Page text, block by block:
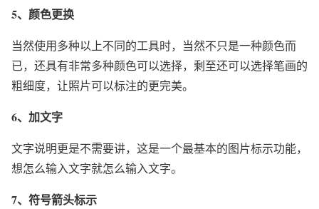
5、颜色更换
当然使用多种以上不同的工具时，当然不只是一种颜色而
已，还具有非常多种颜色可以选择，剩至还可以选择笔画的
粗细度，让照片可以标注的更完美。
6、加文字
文字说明更是不需要讲，这是一个最基本的图片标示功能，
想怎么输入文字就怎么输入文字。
7、符号箭头标示